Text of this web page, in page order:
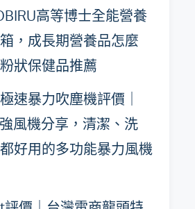
高等博士全能營養
，成長期營養品怎麼
狀保健品推薦
速暴力吹塵機評價｜
風機分享，清潔、洗
好用的多功能暴力風機